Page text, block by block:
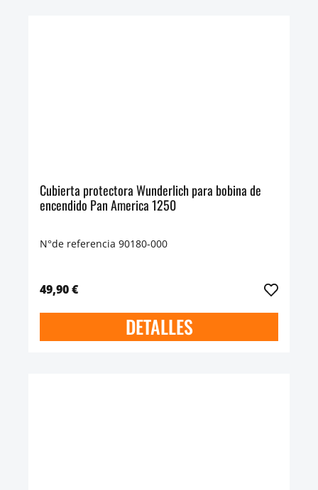
Cubierta protectora Wunderlich para bobina de
encendido Pan America 1250
N°de referencia 90180-000
49,90 €
DETALLES